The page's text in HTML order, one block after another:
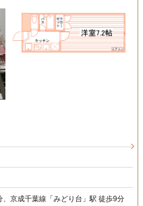
、京成千葉線「みどり台」駅 徒歩9分